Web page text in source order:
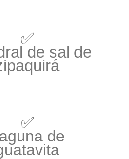
✅
de sal de
✅
de